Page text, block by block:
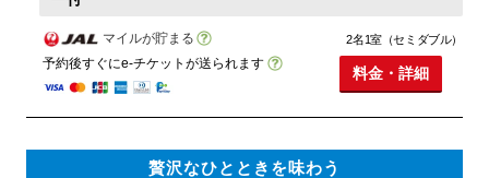
マイルが貯まる
予約後すぐにe-チケットが送られます
2名1室（セミダブル）
料金・詳細
贅沢なひとときを味わう